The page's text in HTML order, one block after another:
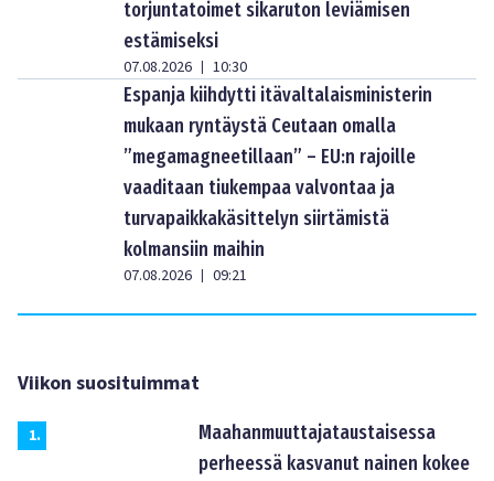
torjuntatoimet sikaruton leviämisen
estämiseksi
07.08.2026 10:30
Espanja kiihdytti itävaltalaisministerin
mukaan ryntäystä Ceutaan omalla
”megamagneetillaan” – EU:n rajoille
vaaditaan tiukempaa valvontaa ja
turvapaikkakäsittelyn siirtämistä
kolmansiin maihin
07.08.2026 09:21
Viikon suosituimmat
1.
Maahanmuuttajataustaisessa
perheessä kasvanut nainen kokee